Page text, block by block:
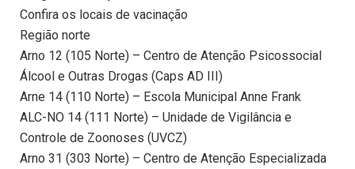
Confira os locais de vacinação
Região norte
Arno 12 (105 Norte) – Centro de Atenção Psicossocial
Álcool e Outras Drogas (Caps AD III)
Arne 14 (110 Norte) – Escola Municipal Anne Frank
ALC-NO 14 (111 Norte) – Unidade de Vigilância e
Controle de Zoonoses (UVCZ)
Arno 31 (303 Norte) – Centro de Atenção Especializada